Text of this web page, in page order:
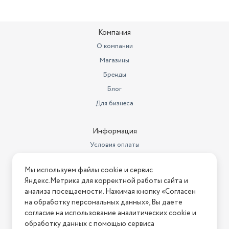
белый
нет
6 кг
Мощность кондиционера
температур
5 - 43°С
Особенности
индикация работы, пульт ДУ,
регулировка направления
воздушного потока, таймер
включения/выключения
Компания
О компании
Магазины
Бренды
Блог
Для бизнеса
Информация
Условия оплаты
Условия возврата
Нашли ошибку на сайте? Напишите нам
2026 © Интернет-магазин "АстМаркет". У нас есть всё!
Мы используем файлы cookie и сервис
Яндекс.Метрика для корректной работы сайта и
анализа посещаемости. Нажимая кнопку «Согласен
на обработку персональных данных», Вы даете
согласие на использование аналитических cookie и
обработку данных с помощью сервиса